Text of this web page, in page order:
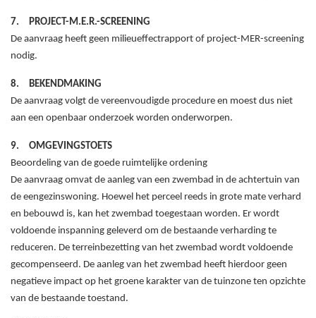
7.
PROJECT-M.E.R.-SCREENING
De aanvraag heeft geen milieueffectrapport of project-MER-screening
nodig.
8.
BEKENDMAKING
De aanvraag volgt de vereenvoudigde procedure en moest dus niet
aan een openbaar onderzoek worden onderworpen.
9.
OMGEVINGSTOETS
Beoordeling van de goede ruimtelijke ordening
De aanvraag omvat de aanleg van een zwembad in de achtertuin van
de eengezinswoning. Hoewel het perceel reeds in grote mate verhard
en bebouwd is, kan het zwembad toegestaan worden. Er wordt
voldoende inspanning geleverd om de bestaande verharding te
reduceren. De terreinbezetting van het zwembad wordt voldoende
gecompenseerd. De aanleg van het zwembad heeft hierdoor geen
negatieve impact op het groene karakter van de tuinzone ten opzichte
van de bestaande toestand.